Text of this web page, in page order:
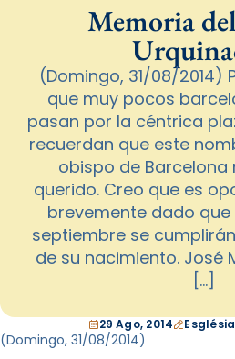
Memoria
(Domingo, 31/08/2014)
que muy pocos
pasan por la céntrica
recuerdan que este
obispo de Barcelona
querido. Creo que es
brevemente dado
septiembre se
de su nacimiento. José
[…]
29 Ago, 2014
(Domingo, 31/08/2014)